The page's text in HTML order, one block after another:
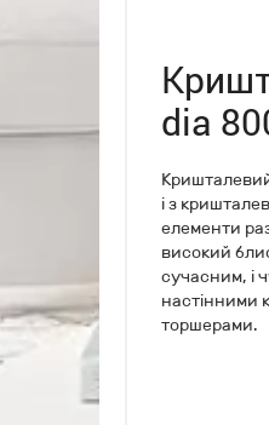
dia
і з
елементи
високий
сучасним, і
настінними
торшерами.